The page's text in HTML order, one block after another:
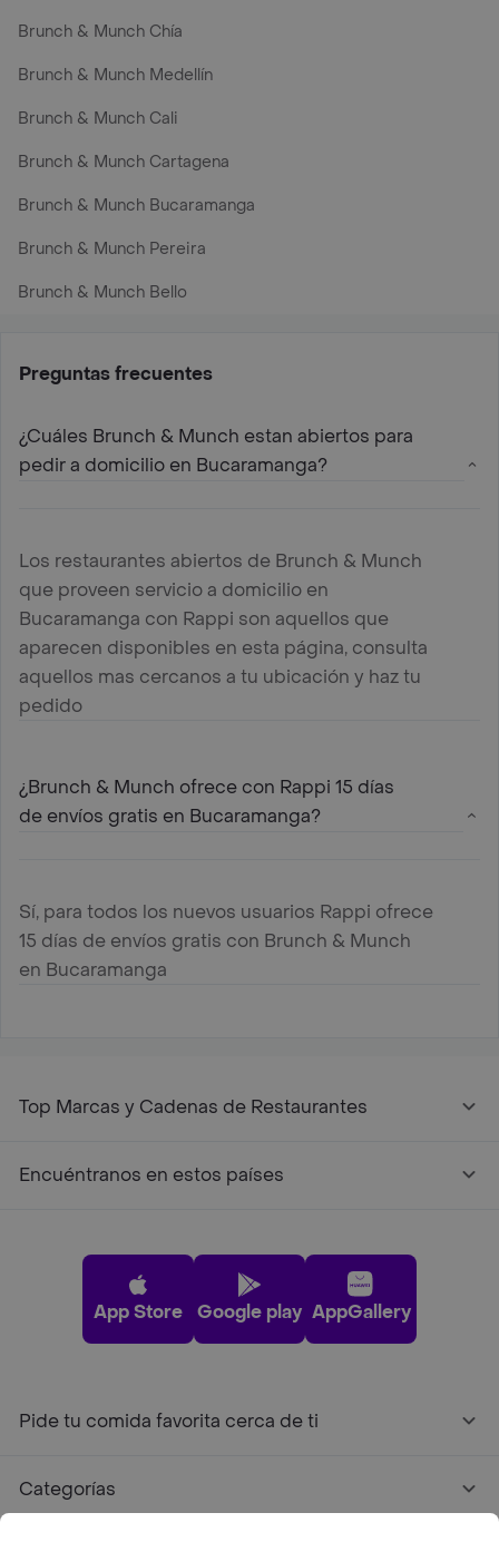
Brunch & Munch Chía
Brunch & Munch Medellín
Brunch & Munch Cali
Brunch & Munch Cartagena
Brunch & Munch Bucaramanga
Brunch & Munch Pereira
Brunch & Munch Bello
Preguntas frecuentes
¿Cuáles Brunch & Munch estan abiertos para
pedir a domicilio en Bucaramanga?
Los restaurantes abiertos de Brunch & Munch
que proveen servicio a domicilio en
Bucaramanga con Rappi son aquellos que
aparecen disponibles en esta página, consulta
aquellos mas cercanos a tu ubicación y haz tu
pedido
¿Brunch & Munch ofrece con Rappi 15 días
de envíos gratis en Bucaramanga?
Sí, para todos los nuevos usuarios Rappi ofrece
15 días de envíos gratis con Brunch & Munch
en Bucaramanga
Top Marcas y Cadenas de Restaurantes
Encuéntranos en estos países
App Store Google play AppGallery
Pide tu comida favorita cerca de ti
Categorías